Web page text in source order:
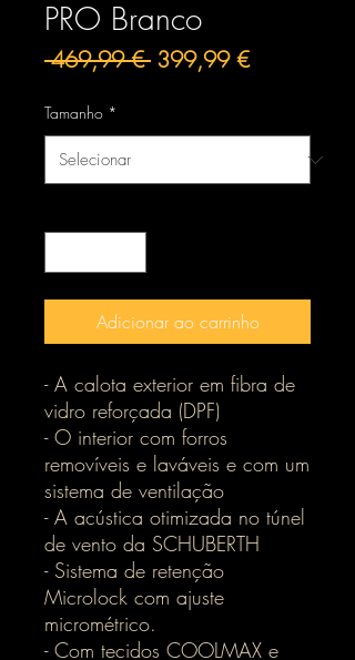
PRO Branco
469,99 € Preço
399,99 €Preço
Tamanho *
Adicionar ao carrinho
- A calota exterior em fibra de
vidro reforçada (DPF)
- O interior com forros
removíveis e laváveis e com um
sistema de ventilação
- A acústica otimizada no túnel
de vento da SCHUBERTH
- Sistema de retenção
Microlock com ajuste
micrométrico.
- Com tecidos COOLMAX e